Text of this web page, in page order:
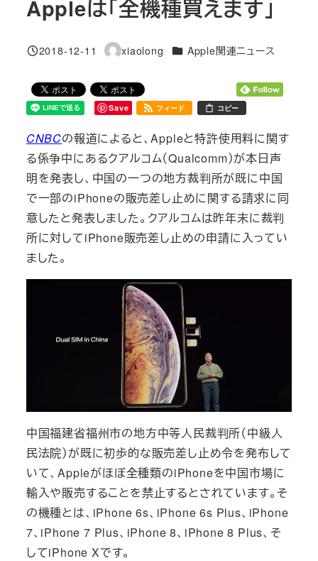
Appleは「全機種買えます」
投稿日
2018-12-11
著
xiaolong カテゴリー
Apple関連ニュース
Save フィード コピー
CNBCの報道によると、Appleと特許使用料に関す
る係争中にあるクアルコム（Qualcomm）が本日声
明を発表し、中国の一つの地方裁判所が既に中国
で一部のiPhoneの販売差し止めに関する請求に同
意したと発表しました。クアルコムは昨年末に裁判
所に対してiPhone販売差し止めの申請に入ってい
ました。
中国福建省福州市の地方中等人民裁判所（中級人
民法院）が既に初歩的な販売差し止め令を発布して
いて、Appleがほぼ全種類のiPhoneを中国市場に
輸入や販売することを禁止するとされています。そ
の機種とは、iPhone 6s、iPhone 6s Plus、iPhone
7、iPhone 7 Plus、iPhone 8、iPhone 8 Plus、そ
してiPhone Xです。